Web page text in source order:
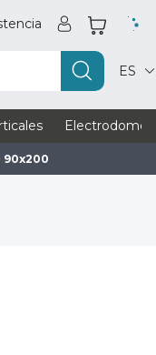
ES
90x200